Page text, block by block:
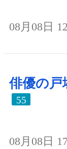
08月08日
俳優の戸
55
08月08日